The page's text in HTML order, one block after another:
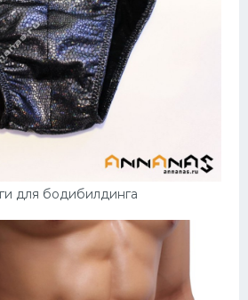
для бодибилдинга